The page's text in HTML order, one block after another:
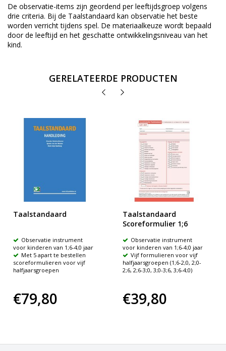
De observatie-items zijn geordend per leeftijdsgroep volgens
drie criteria. Bij de Taalstandaard kan observatie het beste
worden verricht tijdens spel. De materiaalkeuze wordt bepaald
door de leeftijd en het geschatte ontwikkelingsniveau van het
kind.
GERELATEERDE PRODUCTEN
Taalstandaard
Observatie instrument
voor kinderen van 1;6-4;0 jaar
Met 5 apart te bestellen
scoreformulieren voor vijf
halfjaarsgroepen
€79,80
Taalstandaard
Scoreformulier 1;6
Observatie instrument
voor kinderen van 1;6-4;0 jaar
Vijf formulieren voor vijf
halfjaarsgroepen (1;6-2;0, 2;0-
2;6, 2;6-3;0, 3;0-3;6, 3;6-4;0)
€39,80